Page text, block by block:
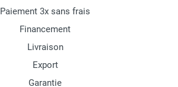
Paiement 3x sans frais
Financement
Livraison
Export
Garantie